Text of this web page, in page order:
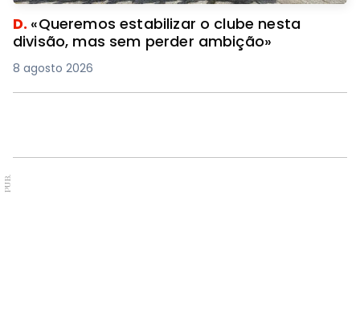
D. «Queremos estabilizar o clube nesta
divisão, mas sem perder ambição»
8 agosto 2026
PUB.